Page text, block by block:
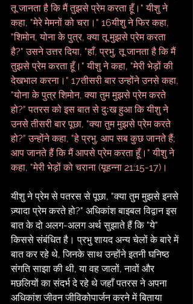
तू जानता है कि मैं तुझसे प्रेम करता हूँ।" यीशु ने
कहा, "मेरे मेमनों को चरा।" 16यीशु ने फिर कहा,
"शिमोन, योना के पुत्र, क्या तू मुझसे प्रेम करता
है?" उसने उत्तर दिया, "हाँ, प्रभु, तू जानता है कि मैं
तुझसे प्रेम करता हूँ।" यीशु ने कहा, "मेरी भेड़ों की
देखभाल करना।" 17तीसरी बार उन्होंने उनसे कहा,
"योना के पुत्र शिमोन, क्या तुम मुझसे प्रेम करते
हो?" पतरस को इस बात से दुःख हुआ कि यीशु ने
उनसे तीसरी बार पूछा, "क्या तुम मुझसे प्रेम करते
हो?" उन्होंने कहा, "हे प्रभु, आप सब कुछ जानते हैं;
आप जानते हैं कि मैं आपसे प्रेम करता हूँ।" यीशु ने
कहा, "मेरी भेड़ों को चराना (यूहन्ना 21:15-17)।
यीशु ने प्रेम से पतरस से पूछा, "क्या तुम मुझसे इनसे
ज़्यादा प्रेम करते हो?" अधिकांश बाइबल विद्वान इस
बात के दो अलग-अलग अर्थ सुझाते हैं कि "ये"
किससे संबंधित है। प्रभु शायद अन्य चेलों के बारे में
बात कर रहे थे, जिनके साथ उन्होंने इतनी घनिष्ठ
संगति साझा की थी, या वह जालों, नावों और
मछलियों का संदर्भ दे रहे थे जहाँ पतरस ने अपना
अधिकांश जीवन जीविकोपार्जन करने में बिताया